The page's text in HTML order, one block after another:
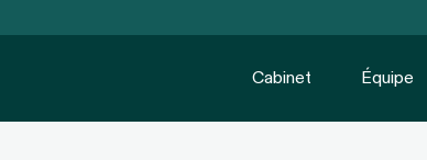
Cabinet Équipe